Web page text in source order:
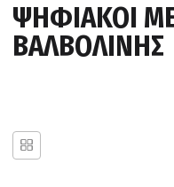
ΨΗΦΙΑΚΟΙ
ΒΑΛΒΟΛΙΝΗΣ